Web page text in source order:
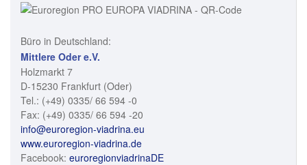
Büro in Deutschland:
Mittlere Oder e.V.
Holzmarkt 7
D-15230 Frankfurt (Oder)
Tel.: (+49) 0335/ 66 594 -0
Fax: (+49) 0335/ 66 594 -20
info@euroregion-viadrina.eu
www.euroregion-viadrina.de
Facebook: euroregionviadrinaDE